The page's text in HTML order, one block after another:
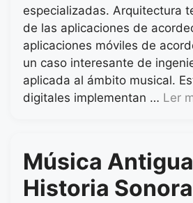
especializadas. Arquitectura
de las aplicaciones de
aplicaciones móviles de
un caso interesante de
aplicada al ámbito musical.
digitales implementan … Ler
Música
Historia Sonora